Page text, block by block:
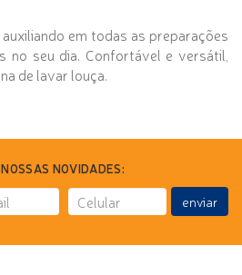
em todas as preparações
no seu dia. Confortável e versátil,
de lavar louça.
NOVIDADES:
enviar